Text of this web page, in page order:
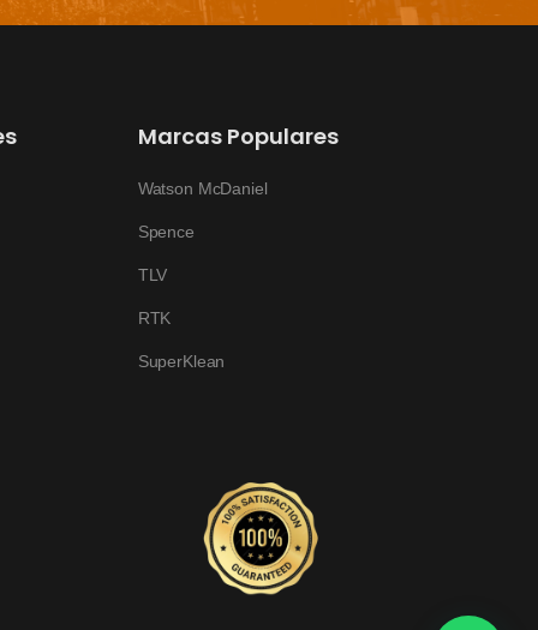
Marcas Populares
Watson McDaniel
Spence
TLV
RTK
SuperKlean